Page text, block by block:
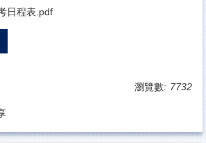
日程表.pdf
瀏覽數: 7732